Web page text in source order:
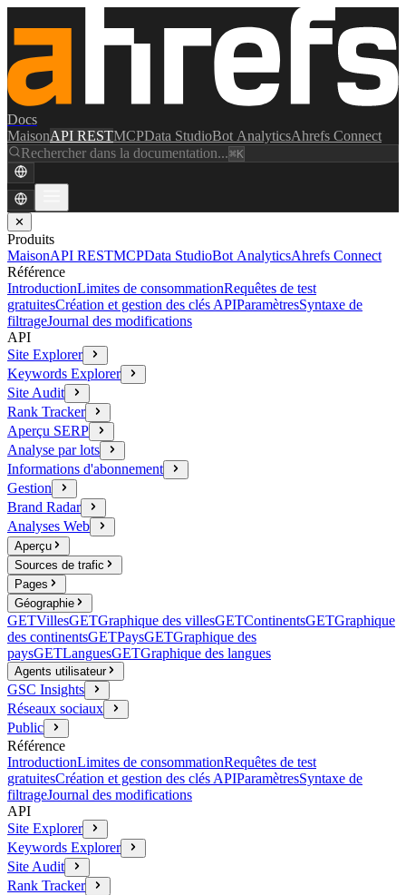
Docs
MaisonAPI RESTMCPData StudioBot AnalyticsAhrefs Connect
Rechercher dans la documentation...⌘K
✕
Produits
MaisonAPI RESTMCPData StudioBot AnalyticsAhrefs Connect
Référence
IntroductionLimites de consommationRequêtes de test
gratuitesCréation et gestion des clés APIParamètresSyntaxe de
filtrageJournal des modifications
API
Site Explorer
Keywords Explorer
Site Audit
Rank Tracker
Aperçu SERP
Analyse par lots
Informations d'abonnement
Gestion
Brand Radar
Analyses Web
Aperçu
Sources de trafic
Pages
Géographie
GETVillesGETGraphique des villesGETContinentsGETGraphique
des continentsGETPaysGETGraphique des
paysGETLanguesGETGraphique des langues
Agents utilisateur
GSC Insights
Réseaux sociaux
Public
Référence
IntroductionLimites de consommationRequêtes de test
gratuitesCréation et gestion des clés APIParamètresSyntaxe de
filtrageJournal des modifications
API
Site Explorer
Keywords Explorer
Site Audit
Rank Tracker